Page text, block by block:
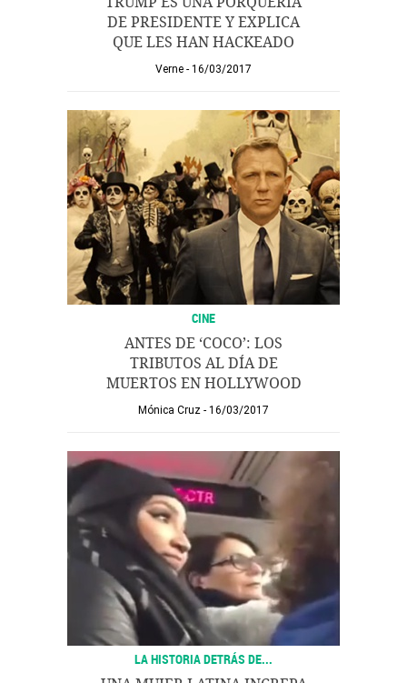
DE PRESIDENTE Y EXPLICA
QUE LES HAN HACKEADO
Verne 16/03/2017
CINE
ANTES DE ‘COCO’: LOS
TRIBUTOS AL DÍA DE
MUERTOS EN HOLLYWOOD
Mónica Cruz 16/03/2017
LA HISTORIA DETRÁS DE...